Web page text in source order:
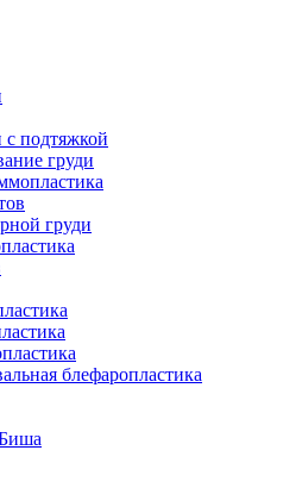
с подтяжкой
груди
груди
блефаропластика